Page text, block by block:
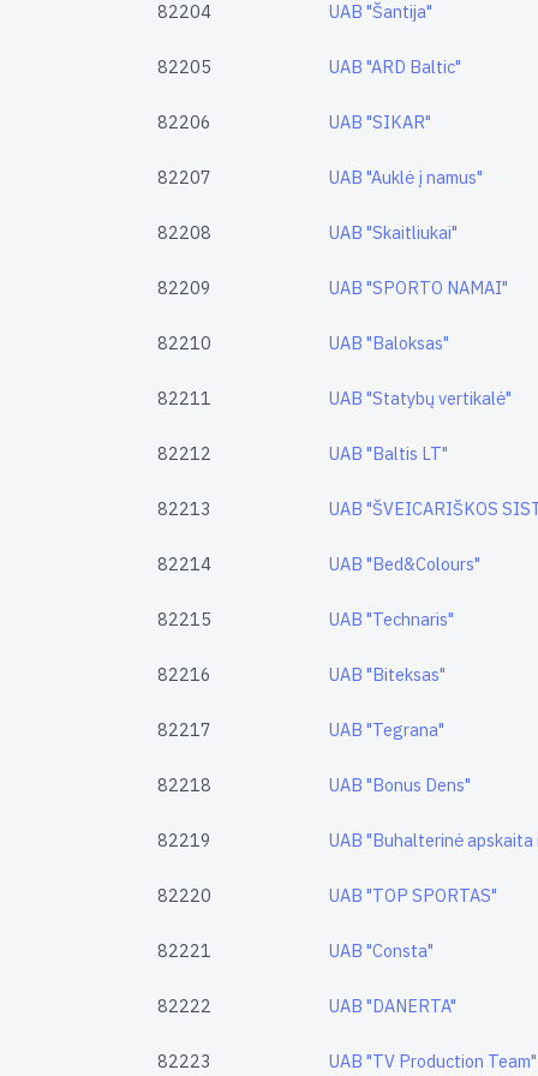
82204 UAB "Šantija"
82205 UAB "ARD Baltic"
82206 UAB "SIKAR"
82207 UAB "Auklė į namus"
82208 UAB "Skaitliukai"
82209 UAB "SPORTO NAMAI"
82210 UAB "Baloksas"
82211 UAB "Statybų vertikalė"
82212 UAB "Baltis LT"
82213 UAB "ŠVEICARIŠKOS
82214 UAB "Bed&Colours"
82215 UAB "Technaris"
82216 UAB "Biteksas"
82217 UAB "Tegrana"
82218 UAB "Bonus Dens"
82219 UAB "Buhalterinė
82220 UAB "TOP SPORTAS"
82221 UAB "Consta"
82222 UAB "DANERTA"
82223 UAB "TV Production Team"